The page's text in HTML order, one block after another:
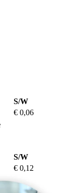
S/W
€ 0,06
S/W
€ 0,12